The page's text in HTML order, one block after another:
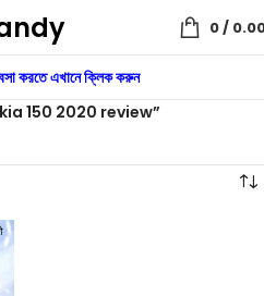
0/
করতে এখানে ক্লিক করুন
150 2020 review”